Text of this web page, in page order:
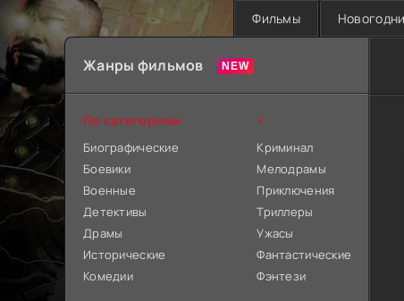
Фильмы
Жанры фильмов
По категориям
Биографические
Боевики
Военные
Детективы
Драмы
Исторические
Комедии
+
Криминал
Мелодрамы
Приключения
Триллеры
Ужасы
Фантастические
Фэнтези